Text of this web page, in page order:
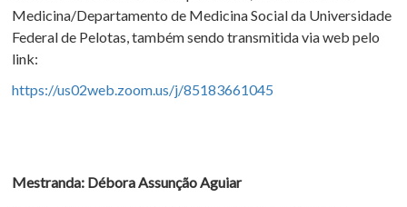
Medicina/Departamento de Medicina Social da Universidade
Federal de Pelotas, também sendo transmitida via web pelo
link:
https://us02web.zoom.us/j/85183661045
Mestranda: Débora Assunção Aguiar